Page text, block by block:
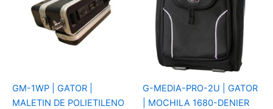
GM-1WP | GATOR |
MALETIN DE POLIETILENO
G-MEDIA-PRO-2U | GATOR
| MOCHILA 1680-DENIER